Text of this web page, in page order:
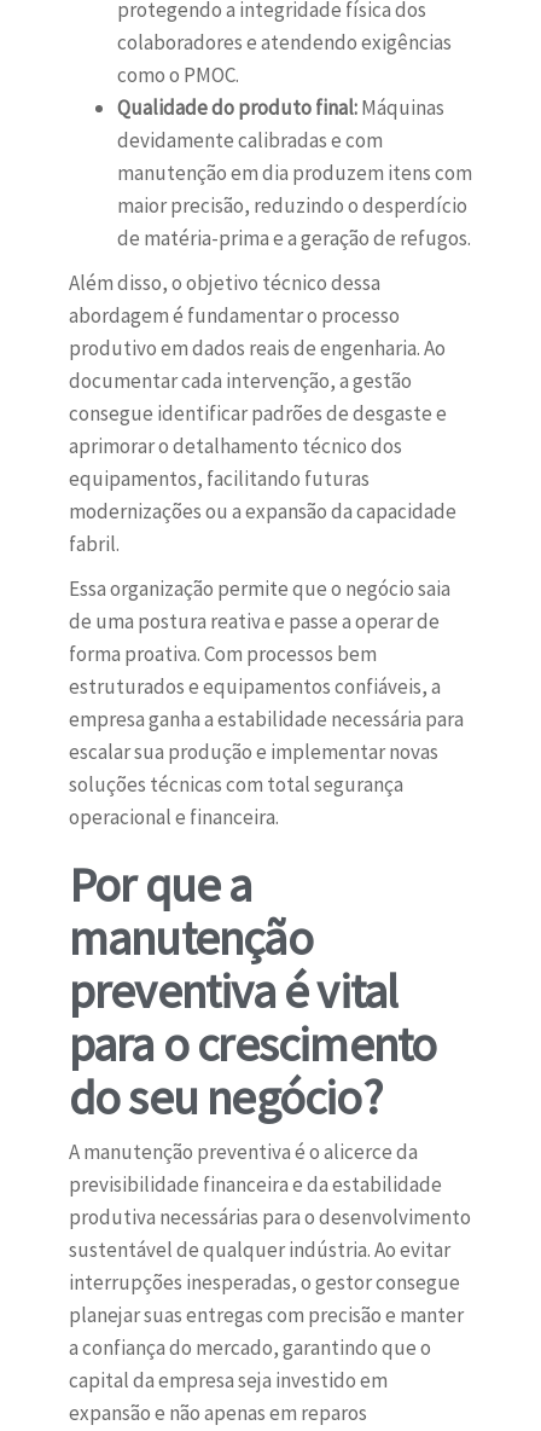
protegendo a integridade física dos
colaboradores e atendendo exigências
como o PMOC.
Qualidade do produto final:Máquinas
devidamente calibradas e com
manutenção em dia produzem itens com
maior precisão, reduzindo o desperdício
de matéria-prima e a geração de refugos.
Além disso, o objetivo técnico dessa
abordagem é fundamentar o processo
produtivo em dados reais de engenharia. Ao
documentar cada intervenção, a gestão
consegue identificar padrões de desgaste e
aprimorar o detalhamento técnico dos
equipamentos, facilitando futuras
modernizações ou a expansão da capacidade
fabril.
Essa organização permite que o negócio saia
de uma postura reativa e passe a operar de
forma proativa. Com processos bem
estruturados e equipamentos confiáveis, a
empresa ganha a estabilidade necessária para
escalar sua produção e implementar novas
soluções técnicas com total segurança
operacional e financeira.
Por que a
manutenção
preventiva é vital
para o crescimento
do seu negócio?
A manutenção preventiva é o alicerce da
previsibilidade financeira e da estabilidade
produtiva necessárias para o desenvolvimento
sustentável de qualquer indústria. Ao evitar
interrupções inesperadas, o gestor consegue
planejar suas entregas com precisão e manter
a confiança do mercado, garantindo que o
capital da empresa seja investido em
expansão e não apenas em reparos